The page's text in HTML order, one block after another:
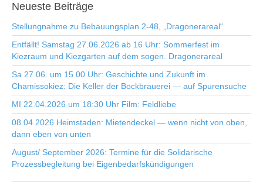
Neueste Beiträge
Stellungnahme zu Bebauungsplan 2-48, „Dragonerareal“
Entfällt! Samstag 27.06.2026 ab 16 Uhr: Sommerfest im
Kiezraum und Kiezgarten auf dem sogen. Dragonerareal
Sa 27.06. um 15.00 Uhr: Geschichte und Zukunft im
Chamissokiez: Die Keller der Bockbrauerei — auf Spurensuche
MI 22.04.2026 um 18:30 Uhr Film: Feldliebe
08.04.2026 Heimstaden: Mietendeckel — wenn nicht von oben,
dann eben von unten
August/ September 2026: Termine für die Solidarische
Prozessbegleitung bei Eigenbedarfskündigungen